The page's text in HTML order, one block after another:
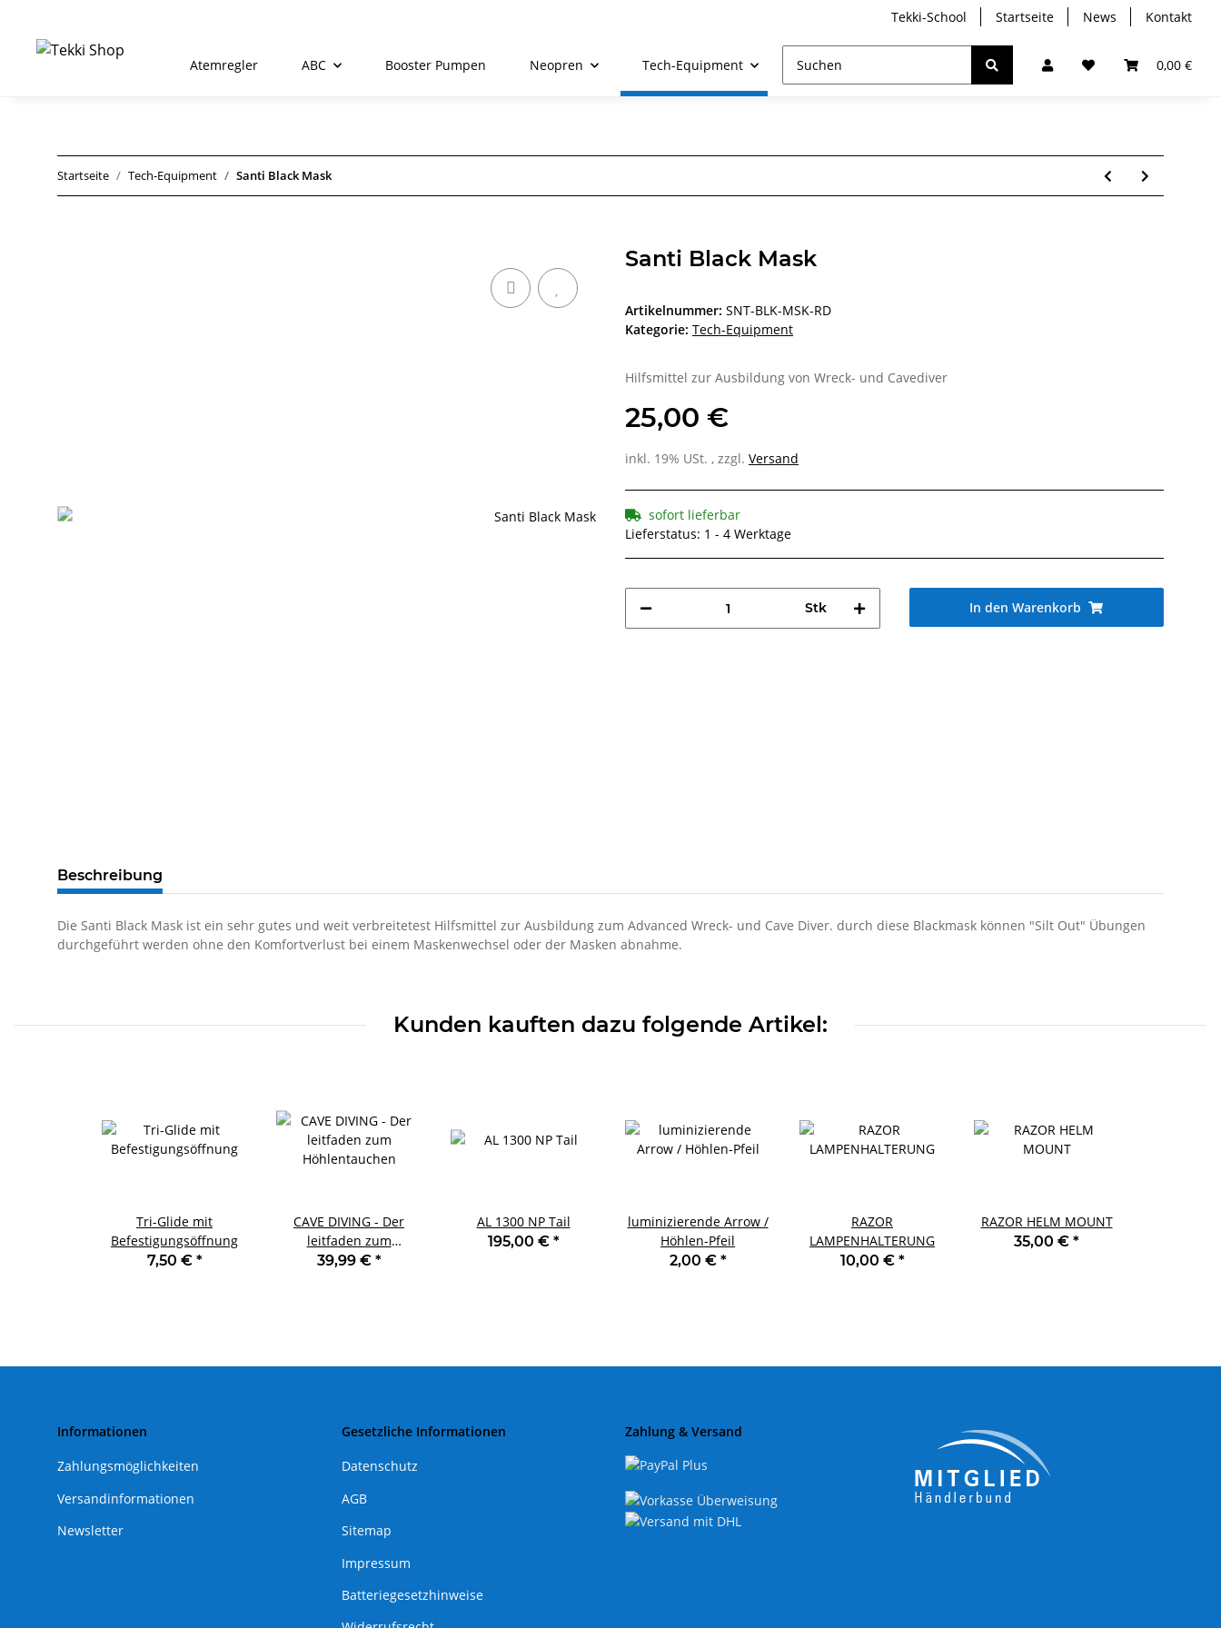
Tekki-School Startseite News Kontakt
0,00 €
Atemregler ABC Booster Pumpen Neopren Tech-Equipment Rebreather Trockentauchen Analyser / Computer
Startseite Tech-Equipment Santi Black Mask
Santi Black Mask
Artikelnummer: SNT-BLK-MSK-RD
Kategorie: Tech-Equipment
Hilfsmittel zur Ausbildung von Wreck- und Cavediver
25,00 €
inkl. 19% USt. , zzgl. Versand
sofort lieferbar
Lieferstatus: 1 - 4 Werktage
Stk In den Warenkorb
Beschreibung
Die Santi Black Mask ist ein sehr gutes und weit verbreitetest Hilfsmittel zur Ausbildung zum Advanced Wreck- und Cave Diver. durch diese Blackmask können "Silt Out" Übungen
durchgeführt werden ohne den Komfortverlust bei einem Maskenwechsel oder der Masken abnahme.
Kunden kauften dazu folgende Artikel:
Tri-Glide mit
Befestigungsöffnung
7,50 € *
CAVE DIVING - Der
leitfaden zum
Höhlentauchen
39,99 € *
AL 1300 NP Tail
195,00 € *
luminizierende Arrow /
Höhlen-Pfeil
2,00 € *
RAZOR
LAMPENHALTERUNG
10,00 € *
RAZOR HELM MOUNT
35,00 € *
Informationen
Zahlungsmöglichkeiten
Versandinformationen
Newsletter
Gesetzliche Informationen
Datenschutz
AGB
Sitemap
Impressum
Batteriegesetzhinweise
Zahlung & Versand